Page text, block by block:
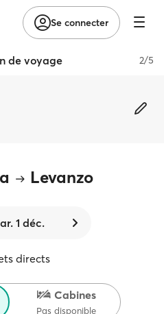
Se connecter
de voyage 2/5
Levanzo
1 déc.
directs
Cabines
Pas disponible